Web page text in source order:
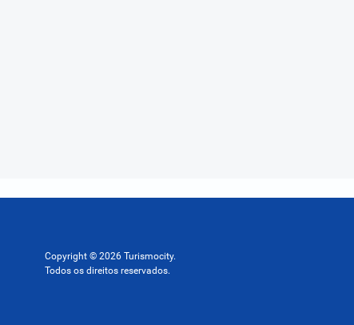
Copyright © 2026 Turismocity.
Todos os direitos reservados.